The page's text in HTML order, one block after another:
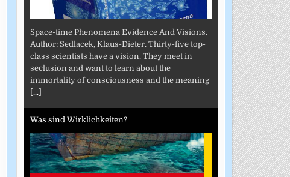
Space-time Phenomena Evidence And Visions.
Author: Sedlacek, Klaus-Dieter. Thirty-five top-
class scientists have a vision. They meet in
seclusion and want to learn about the
immortality of consciousness and the meaning
[...]
Was sind Wirklichkeiten?